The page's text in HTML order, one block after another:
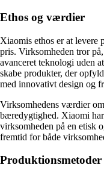
Ethos og værdier
Xiaomis ethos er at
pris. Virksomheden tror
avanceret teknologi uden
skabe produkter, der
med innovativt design og
Virksomhedens værdier
bæredygtighed. Xiaomi
virksomheden på en etisk
fremtid for både
Produktionsmetoder